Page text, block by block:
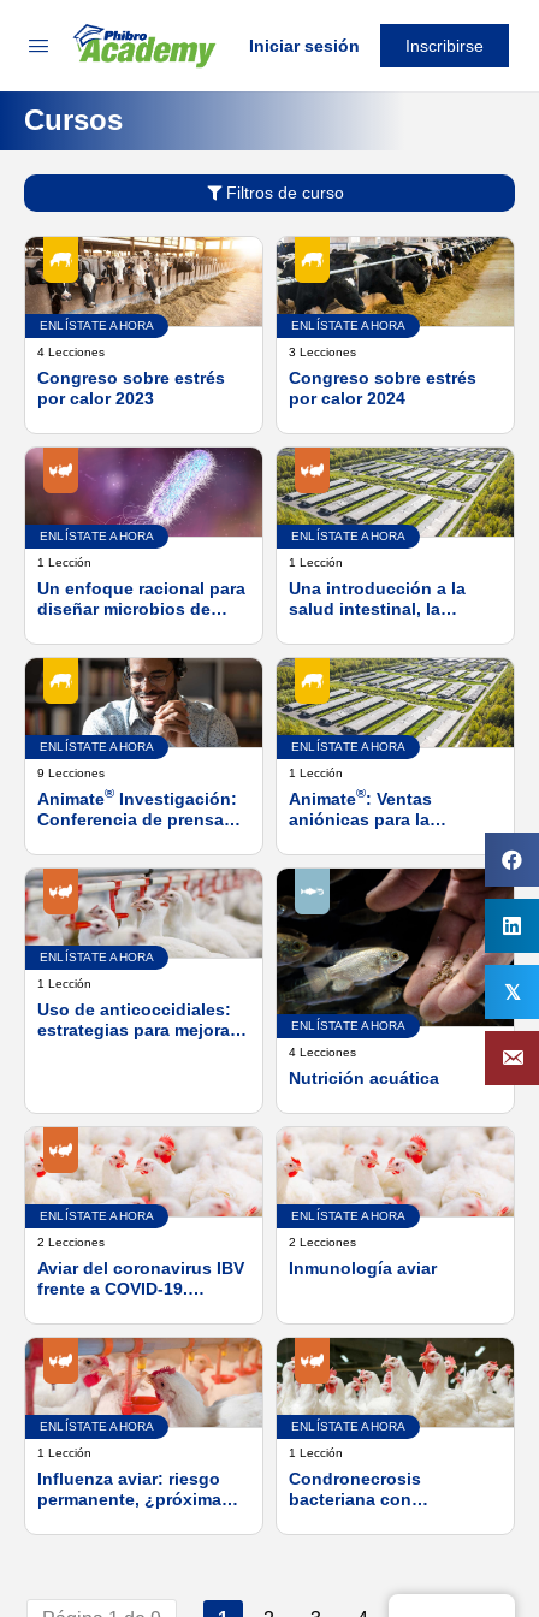
Iniciar sesión Inscribirse
Cursos
Filtros de curso
ENLÍSTATE AHORA
4 Lecciones
Congreso sobre estrés
por calor 2023
ENLÍSTATE AHORA
3 Lecciones
Congreso sobre estrés
por calor 2024
ENLÍSTATE AHORA
1 Lección
Un enfoque racional para
diseñar microbios de
próxima generación.
ENLÍSTATE AHORA
1 Lección
Una introducción a la
salud intestinal, la
microbioma.
ENLÍSTATE AHORA
9 Lecciones
Animate® Investigación:
Conferencia de prensa
Estadounidense de
Ciencias Lácteas (ADSA)
de 2019
ENLÍSTATE AHORA
1 Lección
Animate®: Ventas
aniónicas para la
lácteas y la hipocalcemia
subclínica en vacaciones
posparto
ENLÍSTATE AHORA
1 Lección
Uso de anticoccidiales:
estrategias para mejorar
concepto de Una sola
salud. El enfoque de la
UE.
ENLÍSTATE AHORA
4 Lecciones
Nutrición acuática
ENLÍSTATE AHORA
2 Lecciones
Aviar del coronavirus IBV
frente a COVID-19.
ENLÍSTATE AHORA
2 Lecciones
Inmunología aviar
ENLÍSTATE AHORA
1 Lección
Influenza aviar: riesgo
permanente, ¿próxima
ENLÍSTATE AHORA
1 Lección
Condronecrosis
bacteriana con
en la patogénesis y el
𝕏